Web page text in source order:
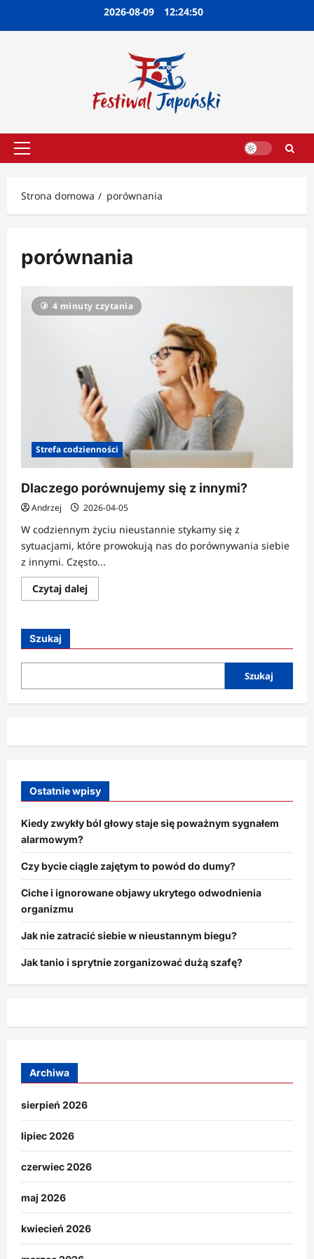
2026-08-09 12:24:51
Menu
Strona domowa
porównania
porównania
4 minuty czytania
Strefa codzienności
Dlaczego porównujemy się z innymi?
Andrzej 2026-04-05
W codziennym życiu nieustannie stykamy się z
sytuacjami, które prowokują nas do porównywania siebie
z innymi. Często...
Czytaj dalejDowiedz
się
się
innymi?
Szukaj
Szukaj
Ostatnie wpisy
Kiedy zwykły ból głowy staje się poważnym sygnałem
alarmowym?
Czy bycie ciągle zajętym to powód do dumy?
Ciche i ignorowane objawy ukrytego odwodnienia
organizmu
Jak nie zatracić siebie w nieustannym biegu?
Jak tanio i sprytnie zorganizować dużą szafę?
Archiwa
sierpień 2026
lipiec 2026
czerwiec 2026
maj 2026
kwiecień 2026